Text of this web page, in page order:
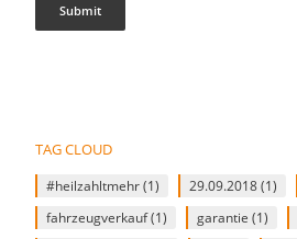
TAG CLOUD
#heilzahltmehr(1) 29.09.2018(1)
fahrzeugverkauf(1) garantie (1)